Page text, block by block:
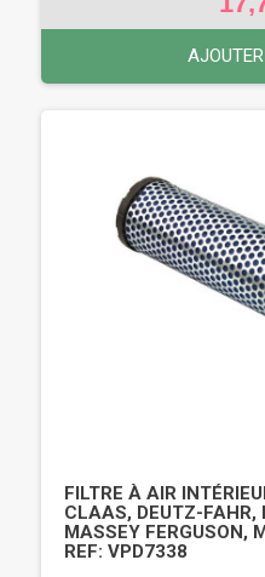
FILTRE À AIR
CLAAS, DEUTZ-FAHR,
MASSEY FERGUSON,
REF: VPD7338